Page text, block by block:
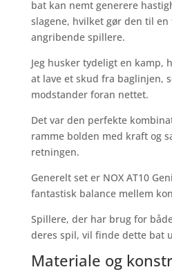
bat kan nemt generere
slagene, hvilket gør den til
angribende spillere.
Jeg husker tydeligt en kamp,
at lave et skud fra baglinjen,
modstander foran nettet.
Det var den perfekte
ramme bolden med kraft og
retningen.
Generelt set er NOX AT10
fantastisk balance mellem
Spillere, der har brug for
deres spil, vil finde dette bat
Materiale og